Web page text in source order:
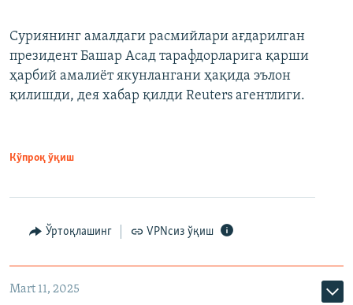
Суриянинг амалдаги расмийлари ағдарилган
президент Башар Асад тарафдорларига қарши
ҳарбий амалиёт якунлангани ҳақида эълон
қилишди, дея хабар қилди Reuters агентлиги.
Кўпроқ ўқиш
Ўртоқлашинг VPNсиз ўқиш
Mart 11, 2025